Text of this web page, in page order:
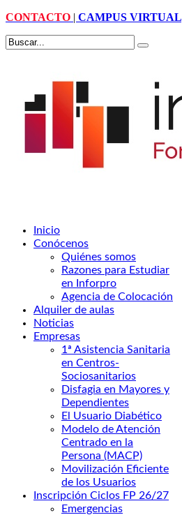
CONTACTO | CAMPUS VIRTUAL
Inicio
Conócenos
Quiénes somos
Razones para Estudiar
en Inforpro
Agencia de Colocación
Alquiler de aulas
Noticias
Empresas
1ª Asistencia Sanitaria
en Centros-
Sociosanitarios
Disfagia en Mayores y
Dependientes
El Usuario Diabético
Modelo de Atención
Centrado en la
Persona (MACP)
Movilización Eficiente
de los Usuarios
Inscripción Ciclos FP 26/27
Emergencias